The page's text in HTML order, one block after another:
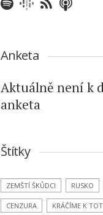
Anketa
Aktuálně není k
anketa
Štítky
ZEMŠTÍ ŠKŮDCI RUSKO
CENZURA KRÁČÍME K